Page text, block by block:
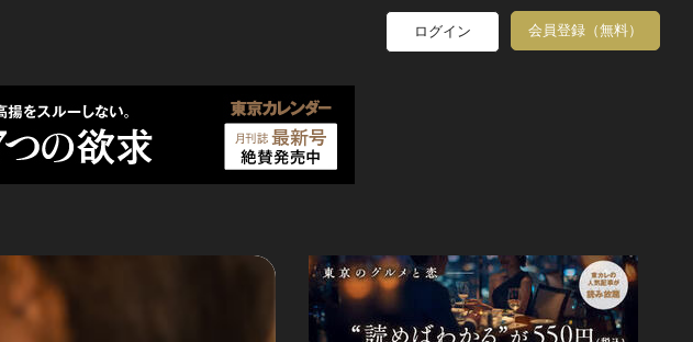
ログイン 会員登録（無料）